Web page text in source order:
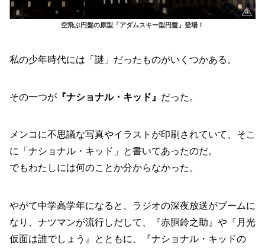
空飛ぶ円盤の原型「アダムスキー型円盤」登場！
私の少年時代には「謎」だったものがいくつかある。
その一つが 『ナショナル・キッド』 だった。
メンコに不思議な写真やイラストが印刷されていて、そこ
に「ナショナル・キッド」と書いてあったのだ。
でもわたしには何のことか分からなかった。
やがて中学高学年になると、ラジオの深夜放送がブームに
なり、ナツマンが流行しだして、『赤胴鈴之助』や『月光
仮面は誰でしょう』とともに、『ナショナル・キッドの